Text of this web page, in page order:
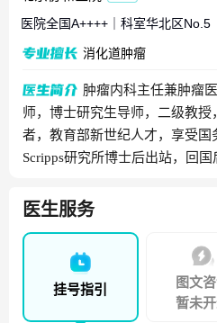
医院全国A++++ 科室华北区No.5
消化道肿瘤
肿瘤内科主任兼肿瘤
师，博士研究生导师，二级教
者，教育部新世纪人才，享受国务院特殊
Scripps研究所博士后出站，回
全国性多中心临床研究近百项，
篇，并有多篇文章被列入临床医
研究成果获省部级科技进步一等奖。 参编《临床
义》，《中国国家处方集》，《
《肿瘤代谢与营养杂志》等多部
医生服务
挂号指引
图文
暂未